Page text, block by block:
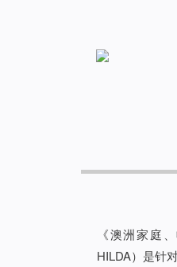
《澳洲家庭
HILDA）是针